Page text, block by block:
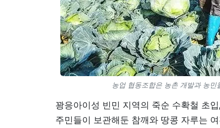
농업 협동조합은 농촌 개발과 농
꽝응아이성 빈민 지역의 죽순 수확철 초
주민들이 보관해둔 참깨와 땅콩 자루는